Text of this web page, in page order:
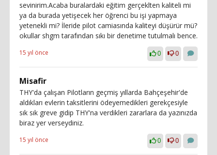
sevinirim.Acaba buralardaki eğitim gerçeklten kaliteli mi
ya da burada yetişecek her öğrenci bu işi yapmaya
yetenekli mi? İleride pilot camiasında kaliteyi düşürür mü?
okullar shgm tarafından sıkı bir denetime tutulmalı bence.
15 yıl önce 0 0
Misafir
THY'da çalışan Pilotların geçmiş yıllarda Bahçeşehir'de
aldıkları evlerin taksitlerini ödeyemedikleri gerekçesiyle
sık sık greve gidip THY'na verdikleri zararlara da yazınızda
biraz yer verseydiniz.
15 yıl önce 0 0